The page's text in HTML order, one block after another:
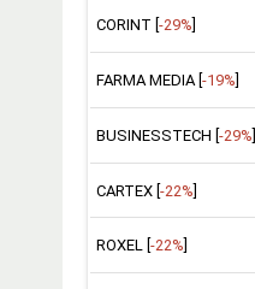
CORINT [ -29%
FARMA MEDIA [ -19%
BUSINESSTECH [-29%]
CARTEX [-22%]
ROXEL [ -22%